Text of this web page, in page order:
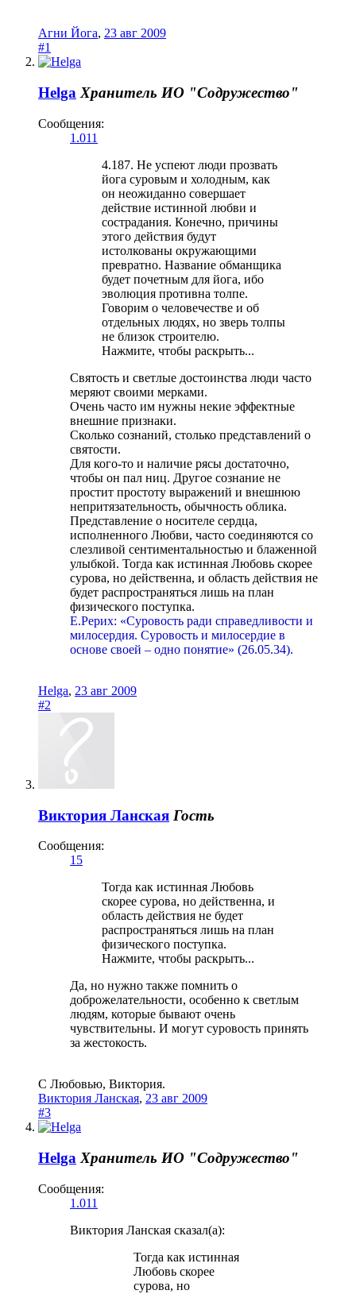
Агни Йога, 23 авг 2009
#1
Helga Хранитель ИО "Содружество"
Сообщения:
1.011
4.187. Не успеют люди прозвать
йога суровым и холодным, как
он неожиданно совершает
действие истинной любви и
сострадания. Конечно, причины
этого действия будут
истолкованы окружающими
превратно. Название обманщика
будет почетным для йога, ибо
эволюция противна толпе.
Говорим о человечестве и об
отдельных людях, но зверь толпы
не близок строителю.
Нажмите, чтобы раскрыть...
Святость и светлые достоинства люди часто
меряют своими мерками.
Очень часто им нужны некие эффектные
внешние признаки.
Сколько сознаний, столько представлений о
святости.
Для кого-то и наличие рясы достаточно,
чтобы он пал ниц. Другое сознание не
простит простоту выражений и внешнюю
непритязательность, обычность облика.
Представление о носителе сердца,
исполненного Любви, часто соединяются со
слезливой сентиментальностью и блаженной
улыбкой. Тогда как истинная Любовь скорее
сурова, но действенна, и область действия не
будет распространяться лишь на план
физического поступка.
Е.Рерих: «Суровость ради справедливости и
милосердия. Суровость и милосердие в
основе своей – одно понятие» (26.05.34).
Helga, 23 авг 2009
#2
Виктория Ланская Гость
Сообщения:
15
Тогда как истинная Любовь
скорее сурова, но действенна, и
область действия не будет
распространяться лишь на план
физического поступка.
Нажмите, чтобы раскрыть...
Да, но нужно также помнить о
доброжелательности, особенно к светлым
людям, которые бывают очень
чувствительны. И могут суровость принять
за жестокость.
С Любовью, Виктория.
Виктория Ланская, 23 авг 2009
#3
Helga Хранитель ИО "Содружество"
Сообщения:
1.011
Виктория Ланская сказал(а):
Тогда как истинная
Любовь скорее
сурова, но